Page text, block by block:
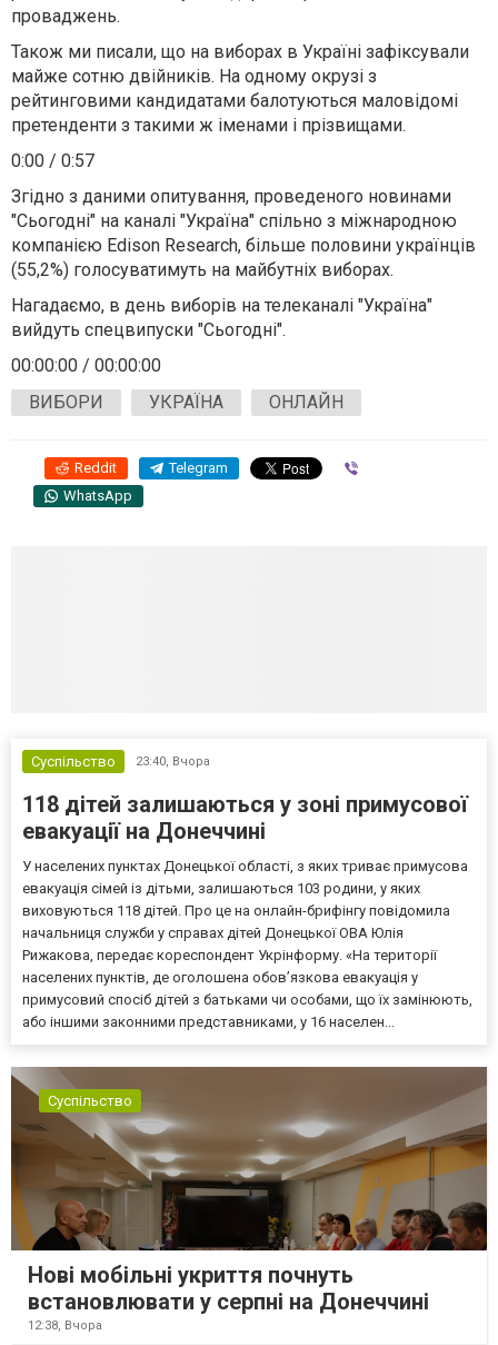
проваджень.
Також ми писали, що на виборах в Україні зафіксували
майже сотню двійників. На одному окрузі з
рейтинговими кандидатами балотуються маловідомі
претенденти з такими ж іменами і прізвищами.
0:00 / 0:57
Згідно з даними опитування, проведеного новинами
"Сьогодні" на каналі "Україна" спільно з міжнародною
компанією Edison Research, більше половини українців
(55,2%) голосуватимуть на майбутніх виборах.
Нагадаємо, в день виборів на телеканалі "Україна"
вийдуть спецвипуски "Сьогодні".
00:00:00 / 00:00:00
ВИБОРИ
УКРАЇНА ОНЛАЙН
Reddit Telegram
WhatsApp
Суспільство 23:40, Вчора
118 дітей залишаються у зоні примусової
евакуації на Донеччині
У населених пунктах Донецької області, з яких триває примусова
евакуація сімей із дітьми, залишаються 103 родини, у яких
виховуються 118 дітей. Про це на онлайн-брифінгу повідомила
начальниця служби у справах дітей Донецької ОВА Юлія
Рижакова, передає кореспондент Укрінформу. «На території
населених пунктів, де оголошена обов’язкова евакуація у
примусовий спосіб дітей з батьками чи особами, що їх замінюють,
або іншими законними представниками, у 16 населен...
Суспільство
Нові мобільні укриття почнуть
встановлювати у серпні на Донеччині
12:38, Вчора